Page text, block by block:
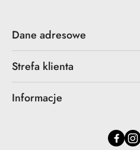
Dane adresowe
Strefa klienta
Informacje